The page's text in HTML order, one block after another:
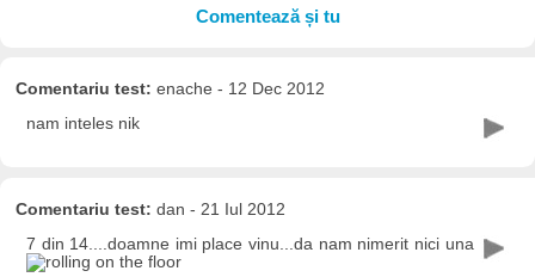
Comentează și tu
Comentariu test: enache - 12 Dec 2012
nam inteles nik
Comentariu test: dan - 21 Iul 2012
7 din 14....doamne imi place vinu...da nam nimerit nici una